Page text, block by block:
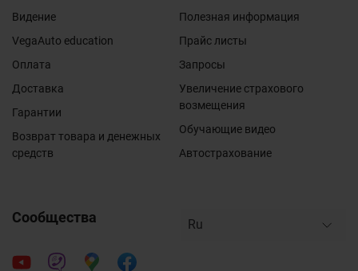
Видение
VegaAuto education
Оплата
Доставка
Гарантии
Возврат товара и денежных
средств
Полезная информация
Прайс листы
Запросы
Увеличение страхового
возмещения
Обучающие видео
Автострахование
Сообщества